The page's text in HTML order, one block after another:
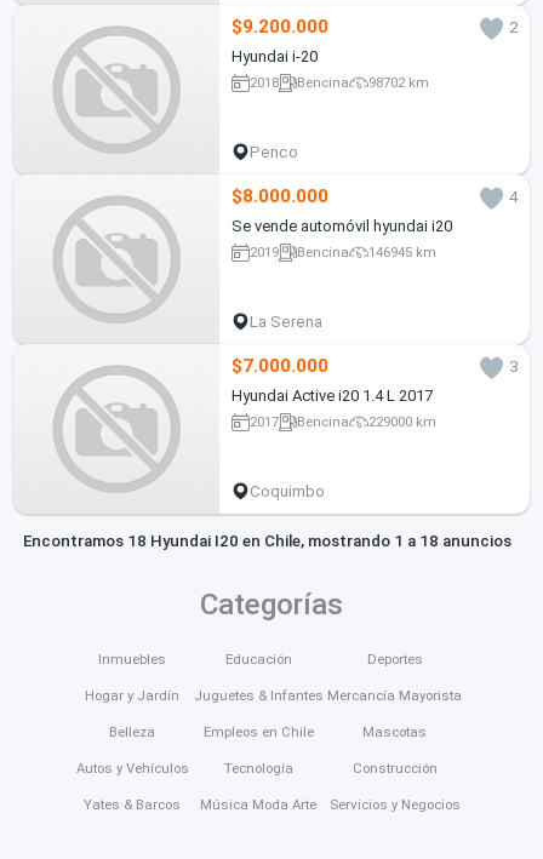
$9.200.000
2
Hyundai i-20
2018 Bencina 98702 km
Penco
$8.000.000
4
Se vende automóvil hyundai i20
2019 Bencina 146945 km
La Serena
$7.000.000
3
Hyundai Active i20 1.4 L 2017
2017 Bencina 229000 km
Coquimbo
Encontramos 18 Hyundai I20 en Chile, mostrando 1 a 18 anuncios
Categorías
Inmuebles
Hogar y Jardín
Belleza
Autos y Vehículos
Yates & Barcos
Educación
Juguetes & Infantes
Empleos en Chile
Tecnología
Música Moda Arte
Deportes
Mercancía Mayorista
Mascotas
Construcción
Servicios y Negocios